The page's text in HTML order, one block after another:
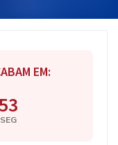
EM:
SEG